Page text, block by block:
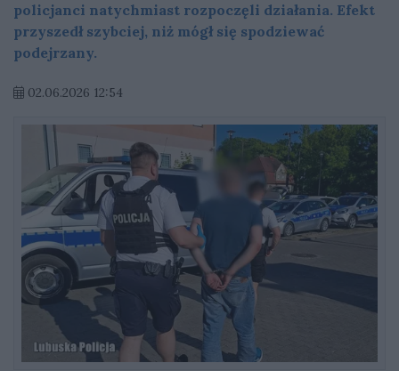
policjanci natychmiast rozpoczęli działania. Efekt
przyszedł szybciej, niż mógł się spodziewać
podejrzany.
02.06.2026 12:54